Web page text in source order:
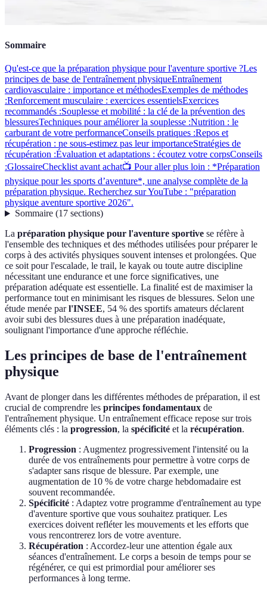
Sommaire
Qu'est-ce que la préparation physique pour l'aventure sportive ?Les
principes de base de l'entraînement physiqueEntraînement
cardiovasculaire : importance et méthodesExemples de méthodes
:Renforcement musculaire : exercices essentielsExercices
recommandés :Souplesse et mobilité : la clé de la prévention des
blessuresTechniques pour améliorer la souplesse :Nutrition : le
carburant de votre performanceConseils pratiques :Repos et
récupération : ne sous-estimez pas leur importanceStratégies de
récupération :Évaluation et adaptations : écoutez votre corpsConseils
:GlossaireChecklist avant achat📺 Pour aller plus loin : *Préparation
physique pour les sports d’aventure*, une analyse complète de la
préparation physique. Recherchez sur YouTube : "préparation
physique aventure sportive 2026".
Sommaire(17 sections)
La préparation physique pour l'aventure sportive se réfère à
l'ensemble des techniques et des méthodes utilisées pour préparer le
corps à des activités physiques souvent intenses et prolongées. Que
ce soit pour l'escalade, le trail, le kayak ou toute autre discipline
nécessitant une endurance et une force significatives, une
préparation adéquate est essentielle. La finalité est de maximiser la
performance tout en minimisant les risques de blessures. Selon une
étude menée parl'INSEE, 54 % des sportifs amateurs déclarent
avoir subi des blessures dues à une préparation inadéquate,
soulignant l'importance d'une approche réfléchie.
Les principes de base de l'entraînement
physique
Avant de plonger dans les différentes méthodes de préparation, il est
crucial de comprendre les principes fondamentaux de
l'entraînement physique. Un entraînement efficace repose sur trois
éléments clés : la progression, la spécificité et la récupération.
Progression : Augmentez progressivement l'intensité ou la
durée de vos entraînements pour permettre à votre corps de
s'adapter sans risque de blessure. Par exemple, une
augmentation de 10 % de votre charge hebdomadaire est
souvent recommandée.
Spécificité : Adaptez votre programme d'entraînement au type
d'aventure sportive que vous souhaitez pratiquer. Les
exercices doivent refléter les mouvements et les efforts que
vous rencontrerez lors de votre aventure.
Récupération : Accordez-leur une attention égale aux
séances d'entraînement. Le corps a besoin de temps pour se
régénérer, ce qui est primordial pour améliorer ses
performances à long terme.